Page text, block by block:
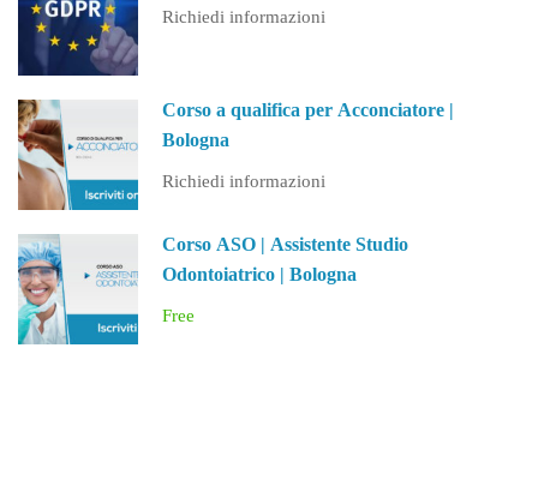
Richiedi informazioni
Corso a qualifica per Acconciatore |
Bologna
Richiedi informazioni
Corso ASO | Assistente Studio
Odontoiatrico | Bologna
Free